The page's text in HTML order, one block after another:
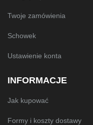
Twoje zamówienia
Schowek
Ustawienie konta
INFORMACJE
Jak kupować
Formy i koszty dostawy